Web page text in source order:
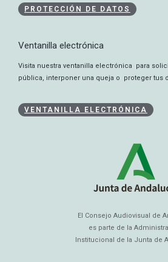
PROTECCIÓN DE DATOS
Ventanilla electrónica
Visita nuestra ventanilla electrónica para
pública, interponer una queja o proteger tus
VENTANILLA ELECTRÓNICA
El Consejo Audiovisual de
es parte de la
Institucional de la Junta de